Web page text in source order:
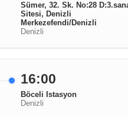
Sümer, 32. Sk. No:28
Sitesi, Denizli
Merkezefendi/Denizli
Denizli
16:00
Böceli Istasyon
Denizli